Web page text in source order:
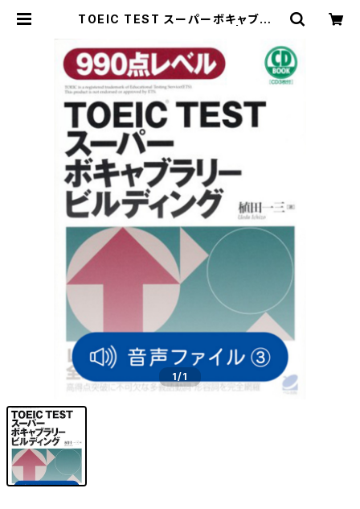
TOEIC TEST スーパーボキャブラリ
版のオンラインストア
1/1